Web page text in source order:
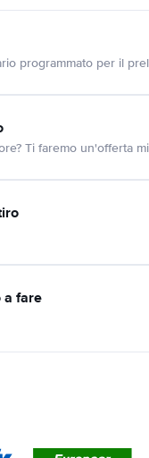
programmato per il
Ti faremo un'offerta
a fare